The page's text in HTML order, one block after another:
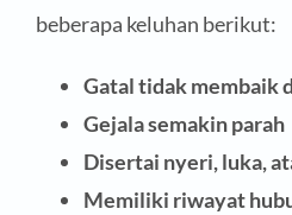
beberapa keluhan berikut:
Gatal tidak membaik
Gejala semakin parah
Disertai nyeri, luka,
Memiliki riwayat